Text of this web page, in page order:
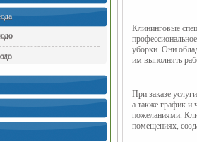
Клининговые
уборки. Они
им выполнять
При заказе
а также график и
пожеланиями.
помещениях,